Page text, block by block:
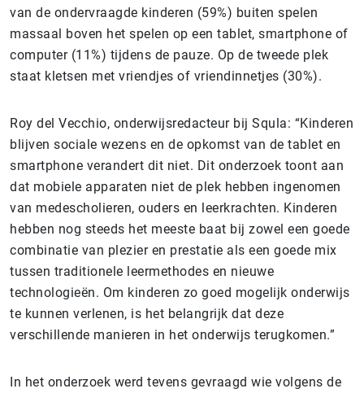
van de ondervraagde kinderen (59%) buiten spelen
massaal boven het spelen op een tablet, smartphone of
computer (11%) tijdens de pauze. Op de tweede plek
staat kletsen met vriendjes of vriendinnetjes (30%).
Roy del Vecchio, onderwijsredacteur bij Squla: “Kinderen
blijven sociale wezens en de opkomst van de tablet en
smartphone verandert dit niet. Dit onderzoek toont aan
dat mobiele apparaten niet de plek hebben ingenomen
van medescholieren, ouders en leerkrachten. Kinderen
hebben nog steeds het meeste baat bij zowel een goede
combinatie van plezier en prestatie als een goede mix
tussen traditionele leermethodes en nieuwe
technologieën. Om kinderen zo goed mogelijk onderwijs
te kunnen verlenen, is het belangrijk dat deze
verschillende manieren in het onderwijs terugkomen.”
In het onderzoek werd tevens gevraagd wie volgens de